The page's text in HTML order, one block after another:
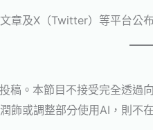
章及X（Twitter）等平台公
稿。本節目不接受完全透過
飾或調整部分使用AI，則不